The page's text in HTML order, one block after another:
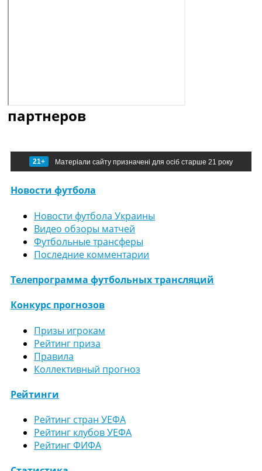
партнеров
21+ Матеріали сайту призначені для осіб старше 21 року
Новости футбола
Новости футбола Украины
Видео обзоры матчей
Футбольные трансферы
Последние комментарии
Телепрограмма футбольных трансляций
Конкурс прогнозов
Призы игрокам
Рейтинг приза
Правила
Коллективный прогноз
Рейтинги
Рейтинг стран УЕФА
Рейтинг клубов УЕФА
Рейтинг ФИФА